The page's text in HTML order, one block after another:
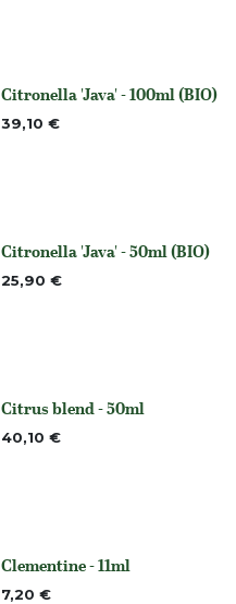
None
Citronella 'Java' - 100ml (BIO)
39,10 €
None
Citronella 'Java' - 50ml (BIO)
25,90 €
None
Citrus blend - 50ml
40,10 €
None
Clementine - 11ml
7,20 €